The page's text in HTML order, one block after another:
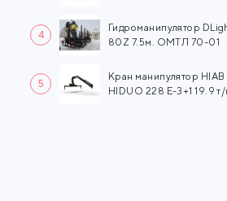
4
Гидроманипулятор
80Z 7.5м. ОМТЛ 70-01
5
Кран манипулятор HIAB
HIDUO 228 E-3+1 19.9